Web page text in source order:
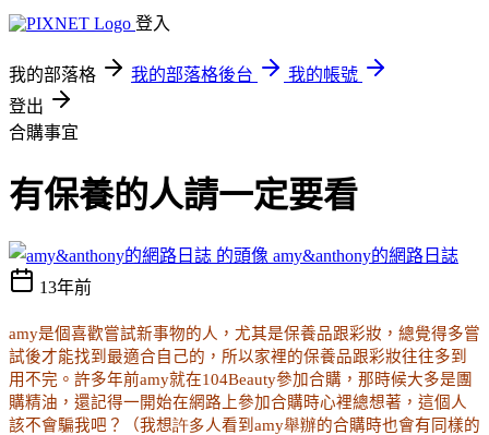
登入
我的部落格 我的部落格後台
我的帳號
登出
合購事宜
有保養的人請一定要看
amy&anthony的網路日誌
13年前
amy是個喜歡嘗試新事物的人，尤其是保養品跟彩妝，總覺得多嘗
試後才能找到最適合自己的，所以家裡的保養品跟彩妝往往多到
用不完。許多年前amy就在104Beauty參加合購，那時候大多是團
購精油，還記得一開始在網路上參加合購時心裡總想著，這個人
該不會騙我吧？（我想許多人看到 amy舉辦的合購時也會有同樣的